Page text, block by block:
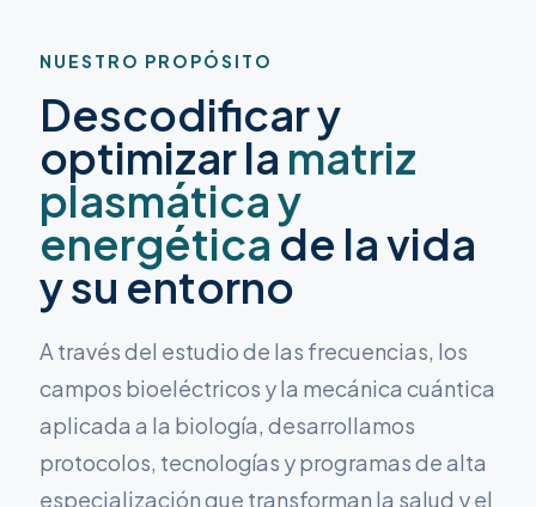
NUESTRO PROPÓSITO
Descodificar y
optimizar la matriz
plasmática y
energéticade la vida
y su entorno
A través del estudio de las frecuencias, los
campos bioeléctricos y la mecánica cuántica
aplicada a la biología, desarrollamos
protocolos, tecnologías y programas de alta
especialización que transforman la salud y el